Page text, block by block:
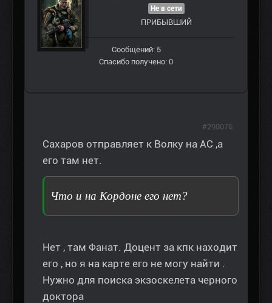
Не в сети
ПРИБЫВШИЙ
Сообщений: 5
Спасибо получено: 0
Сахаров отправляет к Волку на АС ,а
его там нет.
Что и на Кордоне его нет?
Нет , там Фанат. Доцент за кпк находит
его , но я на карте его не могу найти .
Нужно для поиска экзоскелета черного
доктора
#298076